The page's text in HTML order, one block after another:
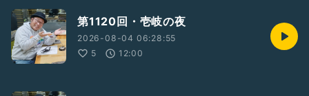
第1120回・壱岐の夜
2026-08-04 06:28:55
5
12:00